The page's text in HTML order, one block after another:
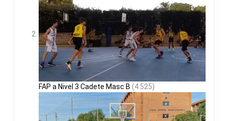
FAP a Nivel 3 Cadete Masc B (4.525)